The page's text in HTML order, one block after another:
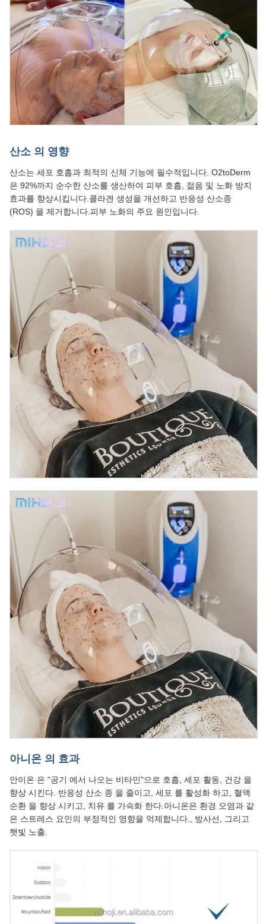
산소 의 영향
산소는 세포 호흡과 최적의 신체 기능에 필수적입니다. O2toDerm
은 92%까지 순수한 산소를 생산하여 피부 호흡, 젊음 및 노화 방지
효과를 향상시킵니다.콜라겐 생성을 개선하고 반응성 산소종
(ROS) 을 제거합니다.피부 노화의 주요 원인입니다.
아니온 의 효과
안이온 은 "공기 에서 나오는 비타민"으로 호흡, 세포 활동, 건강 을
향상 시킨다. 반응성 산소 종 을 줄이고, 세포 를 활성화 하고, 혈액
순환 을 향상 시키고, 치유 를 가속화 한다.아니온은 환경 오염과 같
은 스트레스 요인의 부정적인 영향을 억제합니다., 방사선, 그리고
햇빛 노출.